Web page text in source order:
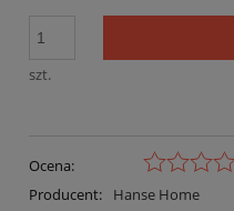
szt.
Ocena:
Producent:
Hanse Home